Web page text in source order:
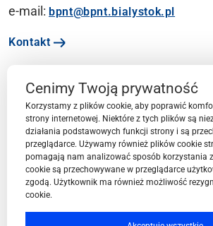
e-mail: bpnt@bpnt.bialystok.pl
Kontakt
Ważne linki
Menu
Przestrzeń BPN-T
Cenimy Twoją prywatność
Korzystamy z plików cookie, aby poprawić
strony internetowej. Niektóre z tych plików są
działania podstawowych funkcji strony i są
przeglądarce. Używamy również plików cookie
pomagają nam analizować sposób korzystania
cookie są przechowywane w przeglądarce
zgodą. Użytkownik ma również możliwość
cookie.